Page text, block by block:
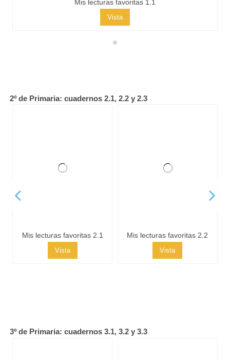
Mis lecturas favoritas 1.1
Vista
2º de Primaria: cuadernos 2.1, 2.2 y 2.3
Mis lecturas favoritas 2.1
Vista
Mis lecturas favoritas 2.2
Vista
3º de Primaria: cuadernos 3.1, 3.2 y 3.3